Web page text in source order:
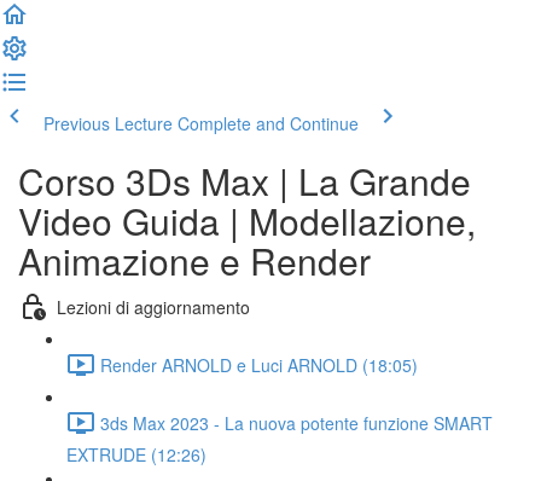
Previous Lecture Complete and Continue
Corso 3Ds Max | La Grande
Video Guida | Modellazione,
Animazione e Render
Lezioni di aggiornamento
Render ARNOLD e Luci ARNOLD (18:05)
3ds Max 2023 - La nuova potente funzione SMART
EXTRUDE (12:26)